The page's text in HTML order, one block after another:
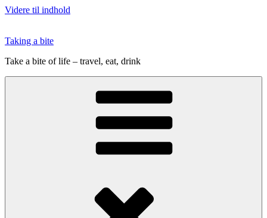
Videre til indhold
Taking a bite
Take a bite of life – travel, eat, drink